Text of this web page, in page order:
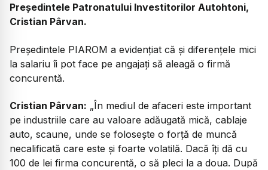
Președintele Patronatului Investitorilor Autohtoni,
Cristian Pârvan.
Președintele PIAROM a evidențiat că și diferențele mici
la salariu îi pot face pe angajați să aleagă o firmă
concurentă.
Cristian Pârvan: „În mediul de afaceri este important
pe industriile care au valoare adăugată mică, cablaje
auto, scaune, unde se folosește o forță de muncă
necalificată care este și foarte volatilă. Dacă îți dă cu
100 de lei firma concurentă, o să pleci la a doua. După